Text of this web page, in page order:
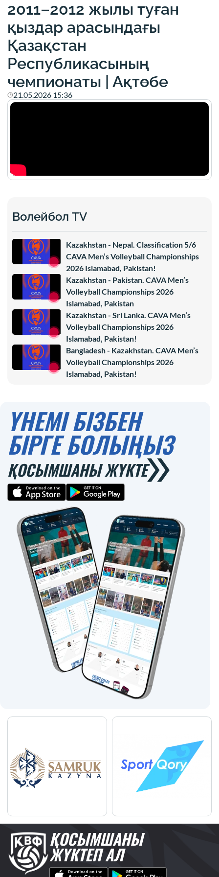
2011–2012 жылы туған
қыздар арасындағы
Қазақстан
Республикасының
чемпионаты | Ақтөбе
21.05.2026 15:36
Волейбол TV
Kazakhstan - Nepal. Classification 5/6
CAVA Men’s Volleyball Championships
2026 Islamabad, Pakistan!
Kazakhstan - Pakistan. CAVA Men’s
Volleyball Championships 2026
Islamabad, Pakistan
Kazakhstan - Sri Lanka. CAVA Men’s
Volleyball Championships 2026
Islamabad, Pakistan!
Bangladesh - Kazakhstan. CAVA Men’s
Volleyball Championships 2026
Islamabad, Pakistan!
ҮНЕМІ БІЗБЕН
БІРГЕ БОЛЫҢЫЗ
ҚОСЫМШАНЫ ЖҮКТЕ
ҚОСЫМШАНЫ
ЖҮКТЕП АЛ